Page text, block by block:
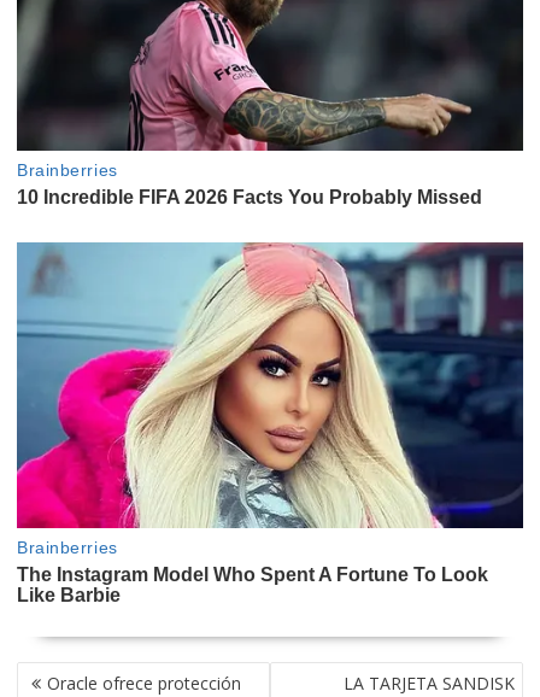
NAVEGACIÓN
Oracle ofrece protección
LA TARJETA SANDISK